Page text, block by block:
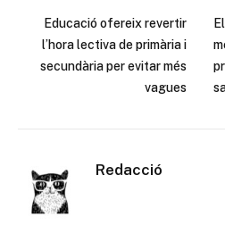
Educació ofereix revertir
l’hora lectiva de primària i
secundària per evitar més
vagues
Redacció